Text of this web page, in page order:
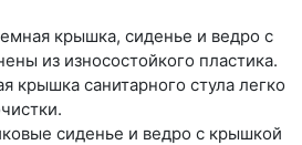
крышка, сиденье и ведро с
из износостойкого пластика.
крышка санитарного стула легко
сиденье и ведро с крышкой